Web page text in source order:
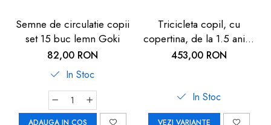
Semne de circulatie copii
set 15 buc lemn Goki
82,00 RON
In Stoc
ADAUGA IN COS
Tricicleta copil, cu
copertina, de la 1.5 ani+,
Chipolino Pulse
453,00 RON
In Stoc
VEZI VARIANTE